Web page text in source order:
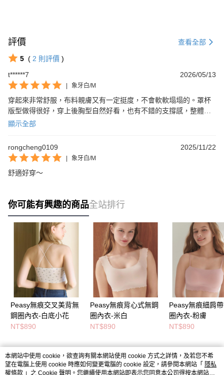
評價 查看全部
5 ( 2 則評價 )
t******7
2026/05/13
| 象牙白/M
穿起來非常舒服，布料親膚又有一定挺度，不會軟軟塌塌的。罩杯
版型做得很好，穿上後胸型自然好看，也有不錯的支撐感，整體質
感比預期更好。細節和版型都很用心，日常穿著很舒服又有安全
顯示全部
rongcheng0109 2025/11/22
| 象牙白/M
舒適好穿～
你可能有興趣的商品全站排行
Peasy無痕交叉美背無
鋼圈內衣-白底小花
NT$890
Peasy無痕背心式無鋼
圈內衣-米白
NT$890
Peasy無痕細肩
圈內衣-粉膚
NT$890
熱門標籤
本網站中使用 cookie，欲查詢有關本網站使用 cookie 方式之詳情，及若您不希
望在電腦上使用 cookie 時應如何變更電腦的 cookie 設定，請參閱本網站「 隱私
權條款 」之 Cookie 聲明。您繼續使用本網站即表示您同意本公司得按本網站使